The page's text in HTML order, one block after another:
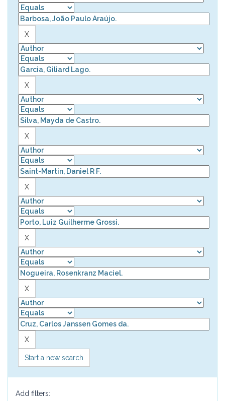
Start a new search
Add filters: